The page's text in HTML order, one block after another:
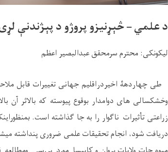
د علمي – څېړنیزو پروژو د پېژندنې
لیکونکی: محترم سرمحقق عبدالبصیر اعظم
طی چهاردهۀ اخیردراقلیم جهانی تغییرات قابل
وخشکسالی های دوامدار بوقوع پیوسته که بالاثر آن
زراعتی تأثیرات ناگوار را به جا گذاشته است.
دریافت شود، انجام تحقیقات علمی ضروری پنداشته